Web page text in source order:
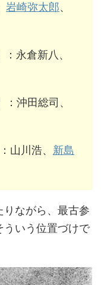
岩崎弥太郎、
永倉新八、
沖田総司、
山川浩、 新島
ながら、最古参
いう位置づけで